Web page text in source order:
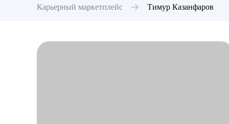
Карьерный маркетплейс Тимур Казанфаров